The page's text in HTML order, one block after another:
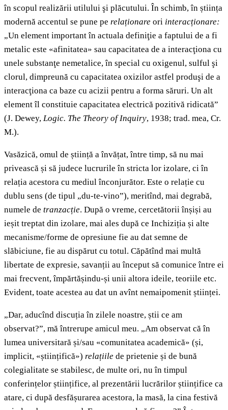
în scopul realizării utilului şi plăcutului. În schimb, în știința
modernă accentul se pune pe relaționare ori interacționare:
„Un element important în actuala definiţie a faptului de a fi
metalic este «afinitatea» sau capacitatea de a interacţiona cu
unele substanţe nemetalice, în special cu oxigenul, sulful şi
clorul, dimpreună cu capacitatea oxizilor astfel produşi de a
interacţiona ca baze cu acizii pentru a forma săruri. Un alt
element îl constituie capacitatea electrică pozitivă ridicată”
(J. Dewey, Logic. The Theory of Inquiry, 1938; trad. mea, Cr.
M.).
Vasăzică, omul de știință a învățat, între timp, să nu mai
privească și să judece lucrurile în stricta lor izolare, ci în
relația acestora cu mediul înconjurător. Este o relație cu
dublu sens (de tipul „du-te-vino”), meritînd, mai degrabă,
numele de tranzacție. După o vreme, cercetătorii înșiși au
ieșit treptat din izolare, mai ales după ce Inchiziția și alte
mecanisme/forme de opresiune fie au dat semne de
slăbiciune, fie au dispărut cu totul. Căpătînd mai multă
libertate de expresie, savanții au început să comunice între ei
mai frecvent, împărtășindu-și unii altora ideile, teoriile etc.
Evident, toate acestea au dat un avînt nemaipomenit științei.
„Dar, aducînd discuția în zilele noastre, știi ce am
observat?”, mă întrerupe amicul meu. „Am observat că în
lumea universitară și/sau «comunitatea academică» (și,
implicit, «științifică») relațiile de prietenie și de bună
colegialitate se stabilesc, de multe ori, nu în timpul
conferințelor științifice, al prezentării lucrărilor științifice ca
atare, ci după desfășurarea acestora, la masă, la cina festivă